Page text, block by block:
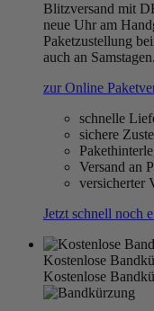
Blitzversand mit
neue Uhr am
Paketzustellung
auch an Samstagen.
zur Online
schnelle
sichere
Versand an
versicherter
Jetzt schnell noch
Kostenlose
Kostenlose